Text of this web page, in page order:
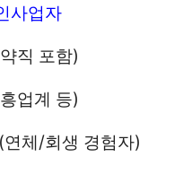
사업자
직 포함)
업계 등)
체/회생 경험자)